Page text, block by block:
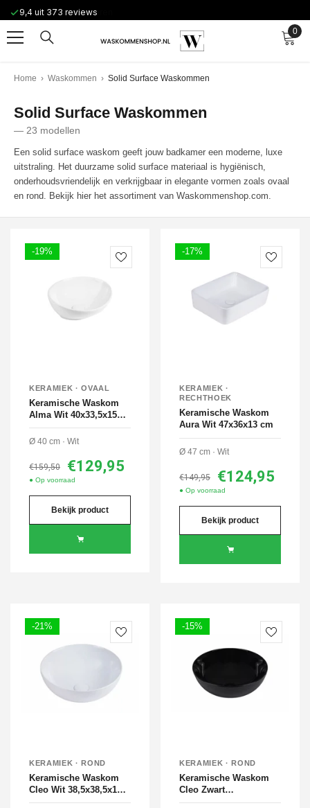
Ga naar de inhoud
Eenvoudig retourneren
0
0
Home › Waskommen › Solid Surface Waskommen
Solid Surface Waskommen
— 23 modellen
Een solid surface waskom geeft jouw badkamer een moderne, luxe
uitstraling. Het duurzame solid surface materiaal is hygiënisch,
onderhoudsvriendelijk en verkrijgbaar in elegante vormen zoals ovaal
en rond. Bekijk hier het assortiment van Waskommenshop.com.
-19%
KERAMIEK · OVAAL
Keramische Waskom
Alma Wit 40x33,5x15
cm
Ø 40 cm · Wit
€159,50 €129,95
● Op voorraad
Bekijk product
-17%
KERAMIEK ·
RECHTHOEK
Keramische Waskom
Aura Wit 47x36x13 cm
Ø 47 cm · Wit
€149,95 €124,95
● Op voorraad
Bekijk product
-21%
KERAMIEK · ROND
Keramische Waskom
Cleo Wit 38,5x38,5x14
cm
-15%
KERAMIEK · ROND
Keramische Waskom
Cleo Zwart
38,5x38,5x14 cm